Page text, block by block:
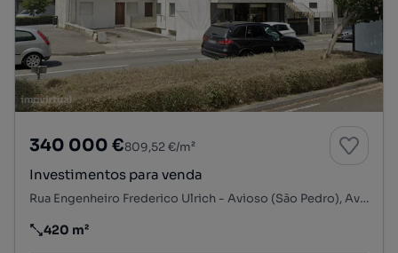
340 000 €809,52 €/m²
Investimentos para venda
Rua Engenheiro Frederico Ulrich - Avioso (São Pedro), Avioso (São Pedro), Castêlo da Maia, Maia, Porto
Preço por metro quadrado
420 m²